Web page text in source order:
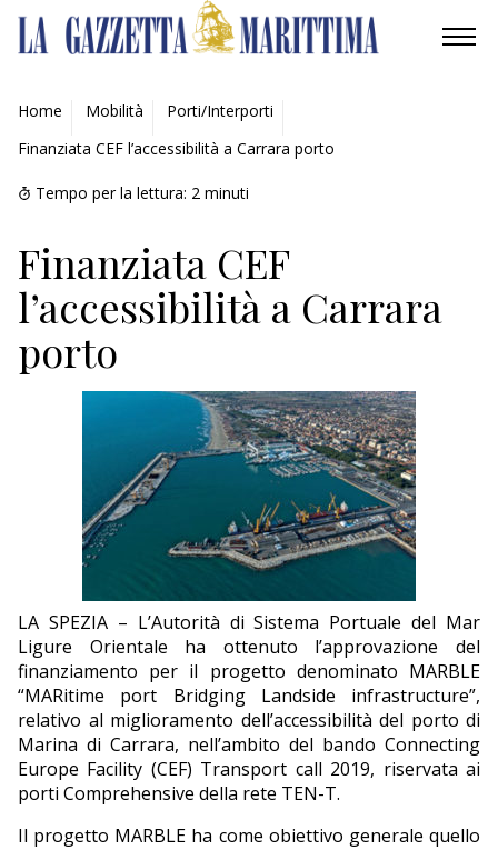
AMBIENTE
MOBILITÀ
INDUSTRIA
RICERCA
ECONOMIA
TURISMO
EDITORIALI
Home Mobilità
Porti/Interporti
Finanziata CEF l’accessibilità a Carrara porto
Tempo per la lettura: 2 minuti
Finanziata CEF
l’accessibilità a Carrara
porto
LA SPEZIA – L’Autorità di Sistema Portuale del Mar
Ligure Orientale ha ottenuto l’approvazione del
finanziamento per il progetto denominato MARBLE
“MARitime port Bridging Landside infrastructure”,
relativo al miglioramento dell’accessibilità del porto di
Marina di Carrara, nell’ambito del bando Connecting
Europe Facility (CEF) Transport call 2019, riservata ai
porti Comprehensive della rete TEN-T.
Il progetto MARBLE ha come obiettivo generale quello